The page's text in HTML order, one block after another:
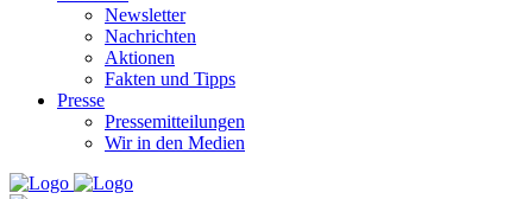
Newsletter
Nachrichten
Aktionen
Fakten und Tipps
Presse
Pressemitteilungen
Wir in den Medien